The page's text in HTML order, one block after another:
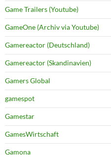
Game Trailers (Youtube)
GameOne (Archiv via Youtube)
Gamereactor (Deutschland)
Gamereactor (Skandinavien)
Gamers Global
gamespot
Gamestar
GamesWirtschaft
Gamona